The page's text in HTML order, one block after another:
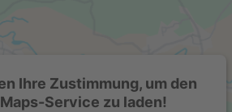
Ihre Zustimmung, um den
Service zu laden!